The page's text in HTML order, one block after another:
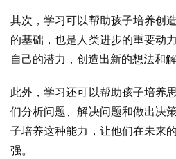
其次，学习可以帮助孩子培养创
的基础，也是人类进步的重要动
自己的潜力，创造出新的想法和解
此外，学习还可以帮助孩子培养
们分析问题、解决问题和做出决
子培养这种能力，让他们在未来
强。